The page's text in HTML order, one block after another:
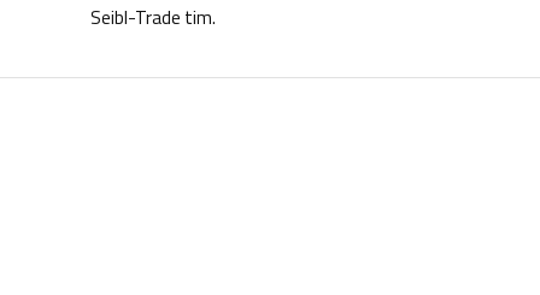
Seibl-Trade tim.